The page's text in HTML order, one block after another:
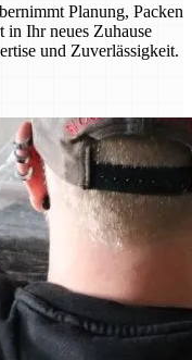
Planung, Packen
in Ihr neues Zuhause
und Zuverlässigkeit.